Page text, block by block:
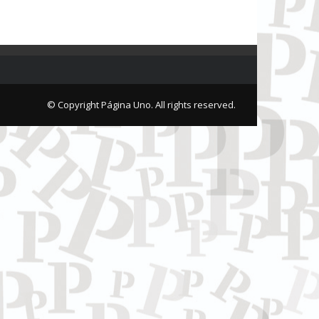
© Copyright Página Uno. All rights reserved.